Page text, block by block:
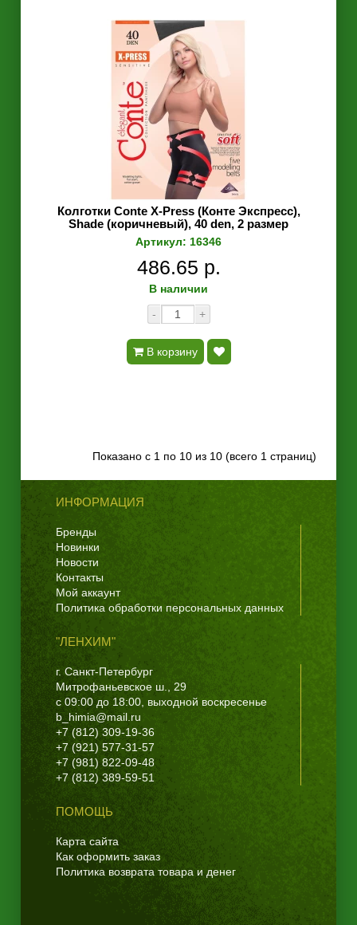
Колготки Conte X-Press (Конте Экспресс),
Shade (коричневый), 40 den, 2 размер
Артикул: 16346
486.65 р.
В наличии
-
+
В корзину
Показано с 1 по 10 из 10 (всего 1 страниц)
ИНФОРМАЦИЯ
Бренды
Новинки
Новости
Контакты
Мой аккаунт
Политика обработки персональных данных
"ЛЕНХИМ"
г. Санкт-Петербург
Митрофаньевское ш., 29
с 09:00 до 18:00, выходной воскресенье
b_himia@mail.ru
+7 (812) 309-19-36
+7 (921) 577-31-57
+7 (981) 822-09-48
+7 (812) 389-59-51
ПОМОЩЬ
Карта сайта
Как оформить заказ
Политика возврата товара и денег